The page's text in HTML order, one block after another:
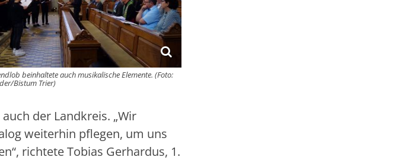
beinhaltete auch musikalische Elemente. (Foto:
Bistum Trier)
der Landkreis. „Wir
weiterhin pflegen, um uns
richtete Tobias Gerhardus, 1.